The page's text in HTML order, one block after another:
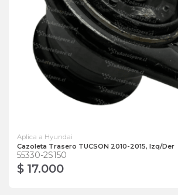
Aplica a Hyundai
Cazoleta Trasero TUCSON 2010-2015, Izq/Der
55330-2S150
$ 17.000